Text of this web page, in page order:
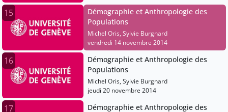
15
Démographie et Anthropologie des
Populations
Michel Oris, Sylvie Burgnard
vendredi 14 novembre 2014
16
Démographie et Anthropologie des
Populations
Michel Oris, Sylvie Burgnard
jeudi 20 novembre 2014
17
Démographie et Anthropologie des